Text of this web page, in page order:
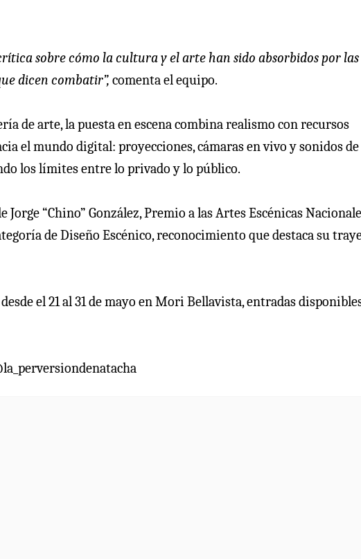
sobre cómo la cultura y el arte han sido absorbidos por
dicen combatir”, comenta el equipo.
de arte, la puesta en escena combina realismo con recursos
el mundo digital: proyecciones, cámaras en vivo y sonidos
los límites entre lo privado y lo público.
“Chino” González, Premio a las Artes Escénicas
de Diseño Escénico, reconocimiento que destaca su
desde el 21 al 31 de mayo en Mori Bellavista, entradas